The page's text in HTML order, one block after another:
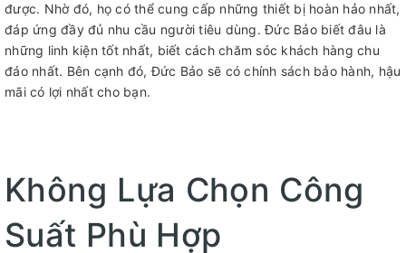
được. Nhờ đó, họ có thể cung cấp những thiết bị hoàn hảo nhất,
đáp ứng đầy đủ nhu cầu người tiêu dùng. Đức Bảo biết đâu là
những linh kiện tốt nhất, biết cách chăm sóc khách hàng chu
đáo nhất. Bên cạnh đó, Đức Bảo sẽ có chính sách bảo hành, hậu
mãi có lợi nhất cho bạn.
Không Lựa Chọn Công
Suất Phù Hợp